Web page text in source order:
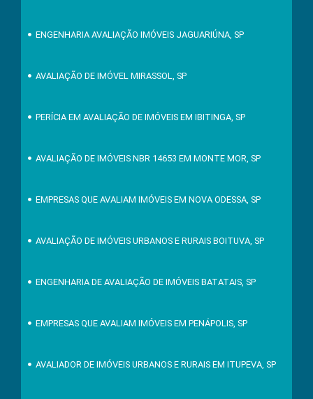
ENGENHARIA AVALIAÇÃO IMÓVEIS JAGUARIÚNA, SP
AVALIAÇÃO DE IMÓVEL MIRASSOL, SP
PERÍCIA EM AVALIAÇÃO DE IMÓVEIS EM IBITINGA, SP
AVALIAÇÃO DE IMÓVEIS NBR 14653 EM MONTE MOR, SP
EMPRESAS QUE AVALIAM IMÓVEIS EM NOVA ODESSA, SP
AVALIAÇÃO DE IMÓVEIS URBANOS E RURAIS BOITUVA, SP
ENGENHARIA DE AVALIAÇÃO DE IMÓVEIS BATATAIS, SP
EMPRESAS QUE AVALIAM IMÓVEIS EM PENÁPOLIS, SP
AVALIADOR DE IMÓVEIS URBANOS E RURAIS EM ITUPEVA, SP